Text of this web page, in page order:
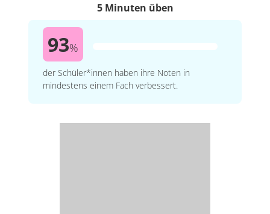
5 Minuten üben
93%
der Schüler*innen haben ihre Noten in
mindestens einem Fach verbessert.